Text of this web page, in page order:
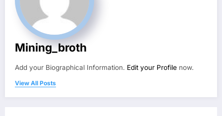
Mining_broth
Add your Biographical Information. Edit your Profile now.
View All Posts